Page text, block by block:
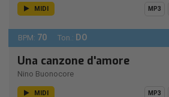
MIDI MP3
BPM: 70 Ton.: DO
Una canzone d'amore
Nino Buonocore
MIDI MP3